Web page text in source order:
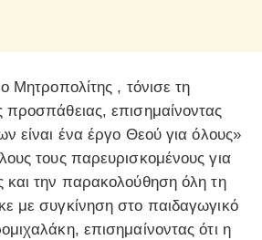
Μητροπολίτης , τόνισε τη
προσπάθειας, επισημαίνοντας
είναι ένα έργο Θεού για όλους»
τους παρευρισκομένους για
και την παρακολούθηση όλη τη
με συγκίνηση στο παιδαγωγικό
επισημαίνοντας ότι η